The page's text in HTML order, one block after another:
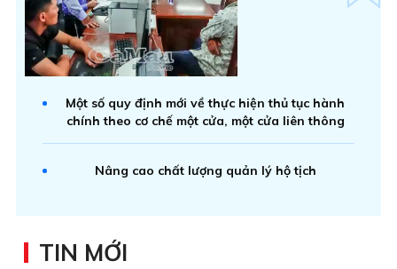
Một số quy định mới về thực hiện thủ tục hành
chính theo cơ chế một cửa, một cửa liên thông
Nâng cao chất lượng quản lý hộ tịch
TIN MỚI